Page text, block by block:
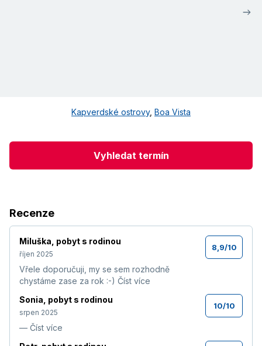
Kapverdské ostrovy, Boa Vista
Vyhledat termín
Recenze
Miluška pobyt s rodinou
říjen 2025
Vřele doporučuji, my se sem rozhodně
chystáme zase za rok :-) Číst více
8,9/10
Sonia pobyt s rodinou
srpen 2025
— Číst více
10/10